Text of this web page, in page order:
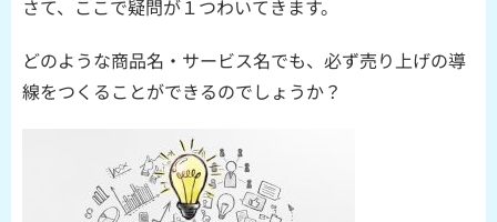
さて、ここで疑問が１つわいてきます。
どのような商品名・サービス名でも、必ず売り上げの導
線をつくることができるのでしょうか？